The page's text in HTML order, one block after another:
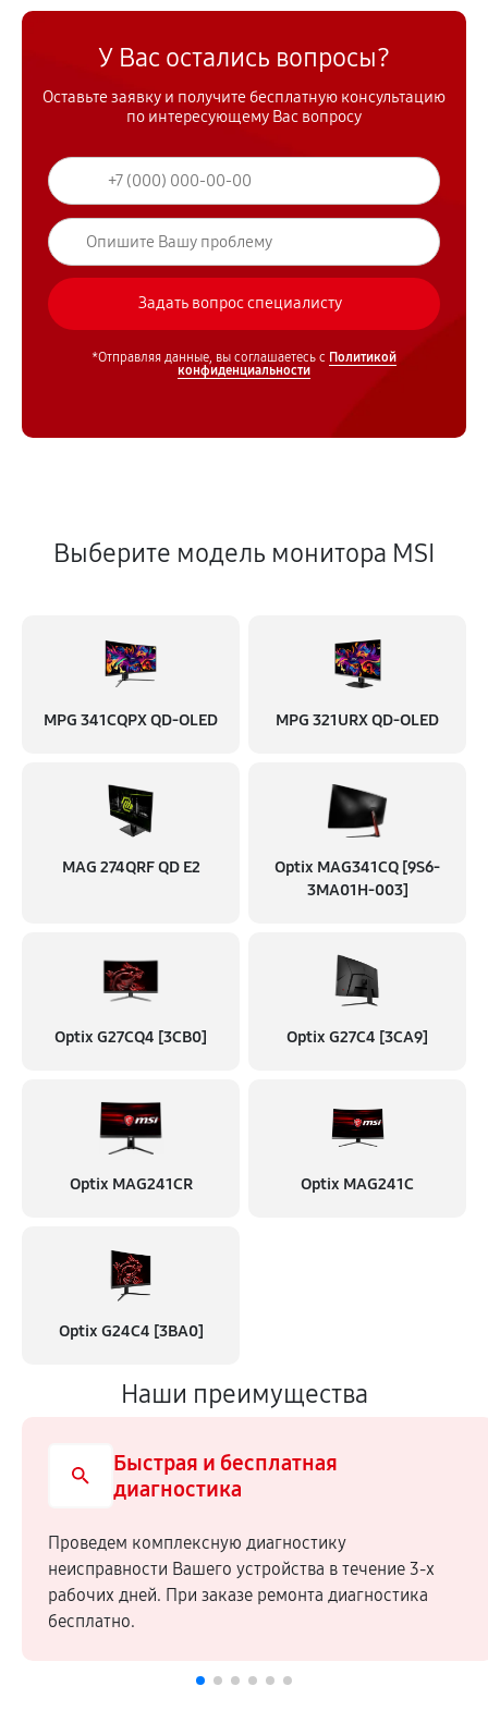
У Вас остались вопросы?
Оставьте заявку и получите бесплатную консультацию
по интересующему Вас вопросу
*Отправляя данные, вы соглашаетесь с Политикой
конфиденциальности
Выберите модель монитора MSI
MPG 341CQPX QD-OLED MPG 321URX QD-OLED
MAG 274QRF QD E2
Optix MAG341CQ [9S6-
3MA01H-003]
Optix G27CQ4 [3CB0] Optix G27C4 [3CA9]
Optix MAG241CR Optix MAG241C
Optix G24C4 [3BA0]
Наши преимущества
Быстрая и бесплатная
диагностика
Проведем комплексную диагностику
неисправности Вашего устройства в течение 3-х
рабочих дней. При заказе ремонта диагностика
бесплатно.